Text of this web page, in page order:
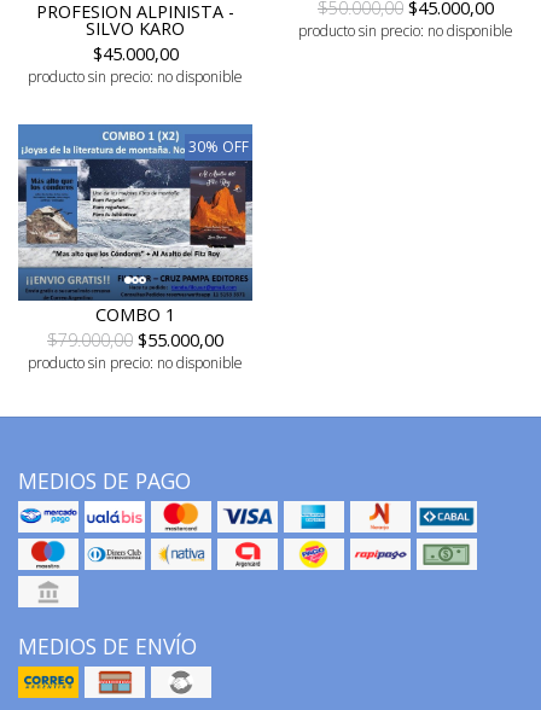
PROFESION ALPINISTA -
SILVO KARO
$45.000,00
producto sin precio: no disponible
$50.000,00 $45.000,00
producto sin precio: no disponible
30% OFF
COMBO 1
$79.000,00 $55.000,00
producto sin precio: no disponible
MEDIOS DE PAGO
MEDIOS DE ENVÍO